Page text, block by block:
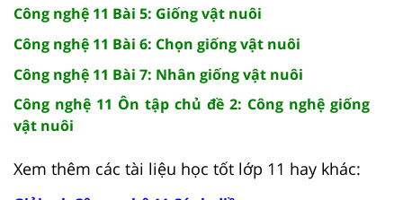
Công nghệ 11 Bài 5: Giống vật nuôi
Công nghệ 11 Bài 6: Chọn giống vật nuôi
Công nghệ 11 Bài 7: Nhân giống vật nuôi
Công nghệ 11 Ôn tập chủ đề 2: Công nghệ giống
vật nuôi
Xem thêm các tài liệu học tốt lớp 11 hay khác: